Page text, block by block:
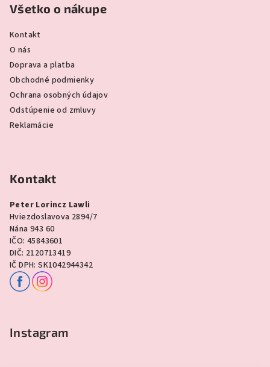
Všetko o nákupe
Kontakt
O nás
Doprava a platba
Obchodné podmienky
Ochrana osobných údajov
Odstúpenie od zmluvy
Reklamácie
Kontakt
Peter Lorincz Lawli
Hviezdoslavova 2894/7
Nána 943 60
IČO: 45843601
DIČ: 2120713419
IČ DPH: SK1042944342
Instagram